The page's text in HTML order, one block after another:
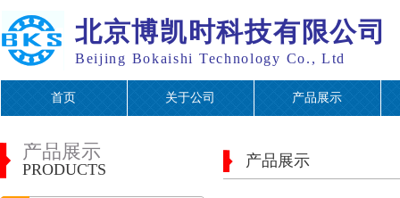
北京博凯时科技有限公司
Beijing Bokaishi Technology Co., Ltd
首页 关于公司 产品展示
产品展示
PRODUCTS 产品展示